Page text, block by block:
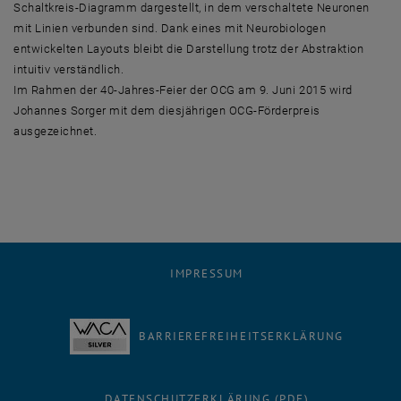
Schaltkreis-Diagramm dargestellt, in dem verschaltete Neuronen
mit Linien verbunden sind. Dank eines mit Neurobiologen
entwickelten Layouts bleibt die Darstellung trotz der Abstraktion
intuitiv verständlich.
Im Rahmen der 40-Jahres-Feier der OCG am 9. Juni 2015 wird
Johannes Sorger mit dem diesjährigen OCG-Förderpreis
ausgezeichnet.
IMPRESSUM
BARRIEREFREIHEITSERKLÄRUNG